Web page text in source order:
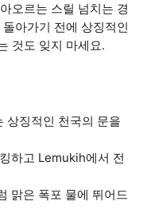
오르는 스릴 넘치는 경
아가기 전에 상징적인
것도 잊지 마세요.
상징적인 천국의 문을
하고 Lemukih에서 전
맑은 폭포 물에 뛰어드